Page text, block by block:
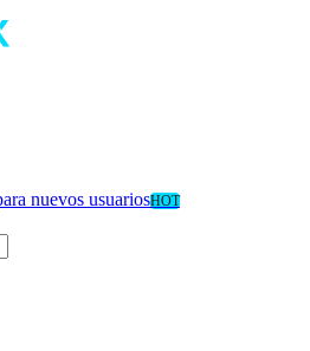
nuevos usuariosHOT